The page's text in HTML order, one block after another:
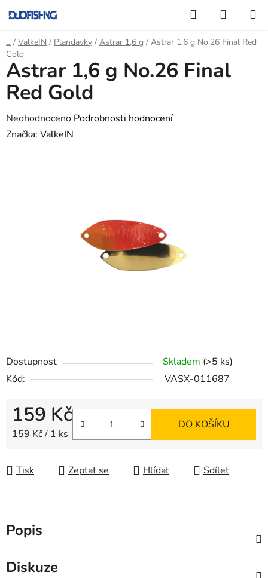
na
obsah
Hledat
KOŠÍK
Domů
/ ValkeIN / Plandavky / Astrar 1,6 g / Astrar 1,6 g No.26 Final Red
Gold
Dostupnost Skladem (>5 ks)
Kód:
VASX-011687
159 Kč
Měrná cena:
159 Kč / 1 ks
DO KOŠÍKU
Tisk Zeptat se Hlídat Sdílet
Astrar 1,6 g No.26 Final
Red Gold
Průměrné
hodnocení
Neohodnoceno Podrobnosti hodnocení
Značka: ValkeIN
Popis
Diskuze